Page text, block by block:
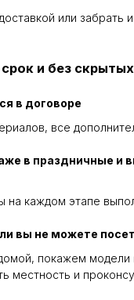
или забрать
и без
в договоре
все
в праздничные и
каждом этапе
вы не можете
покажем модели
местность и